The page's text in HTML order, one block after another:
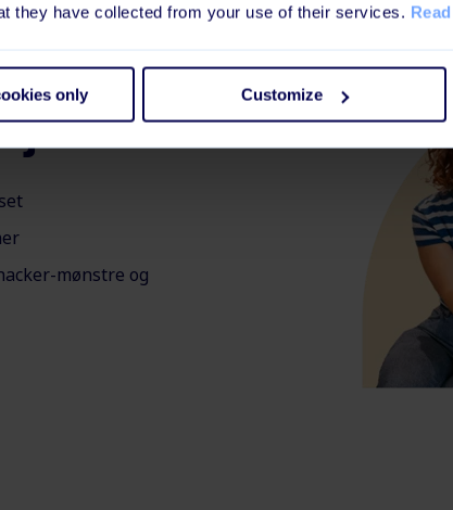
they have collected from your use of their services.
only Customize
mønstre og